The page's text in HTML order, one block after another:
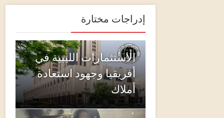
إدراجات مختارة
الاستثمارات الليبية في
أفريقيا وجهود استعادة
أملاك